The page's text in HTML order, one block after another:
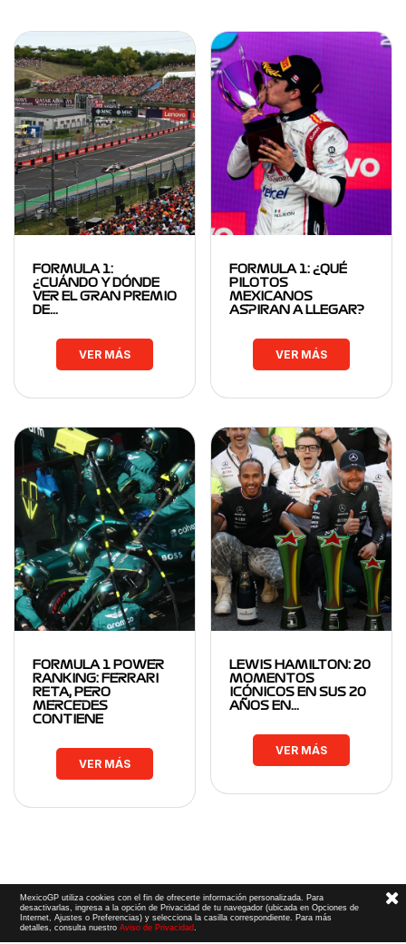
FORMULA 1:
¿CUÁNDO Y DÓNDE
VER EL GRAN PREMIO
DE…
VER MÁS
FORMULA 1: ¿QUÉ
PILOTOS
MEXICANOS
ASPIRAN A LLEGAR?
VER MÁS
FORMULA 1 POWER
RANKING: FERRARI
RETA, PERO
MERCEDES
CONTIENE
VER MÁS
LEWIS HAMILTON: 20
MOMENTOS
ICÓNICOS EN SUS 20
AÑOS EN…
VER MÁS
MexicoGP utiliza cookies con el fin de ofrecerte información personalizada. Para
desactivarlas, ingresa a la opción de Privacidad de tu navegador (ubicada en Opciones de
Internet, Ajustes o Preferencias) y selecciona la casilla correspondiente. Para más
detalles, consulta nuestroAviso de Privacidad.